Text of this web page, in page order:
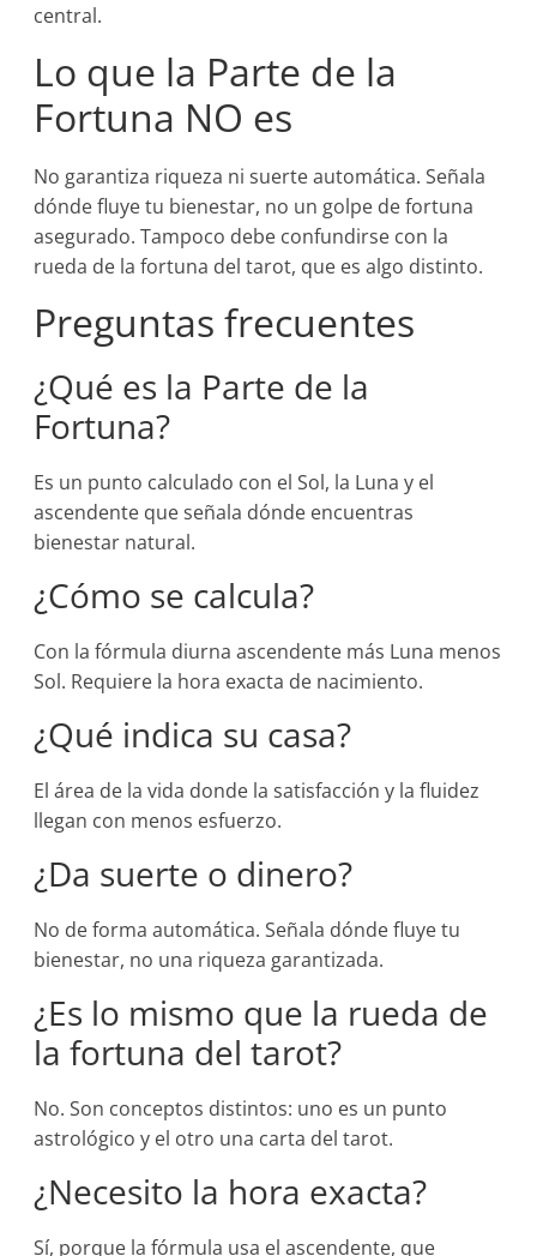
central.
Lo que la Parte de la
Fortuna NO es
No garantiza riqueza ni suerte automática. Señala
dónde fluye tu bienestar, no un golpe de fortuna
asegurado. Tampoco debe confundirse con la
rueda de la fortuna del tarot, que es algo distinto.
Preguntas frecuentes
¿Qué es la Parte de la
Fortuna?
Es un punto calculado con el Sol, la Luna y el
ascendente que señala dónde encuentras
bienestar natural.
¿Cómo se calcula?
Con la fórmula diurna ascendente más Luna menos
Sol. Requiere la hora exacta de nacimiento.
¿Qué indica su casa?
El área de la vida donde la satisfacción y la fluidez
llegan con menos esfuerzo.
¿Da suerte o dinero?
No de forma automática. Señala dónde fluye tu
bienestar, no una riqueza garantizada.
¿Es lo mismo que la rueda de
la fortuna del tarot?
No. Son conceptos distintos: uno es un punto
astrológico y el otro una carta del tarot.
¿Necesito la hora exacta?
Sí, porque la fórmula usa el ascendente, que